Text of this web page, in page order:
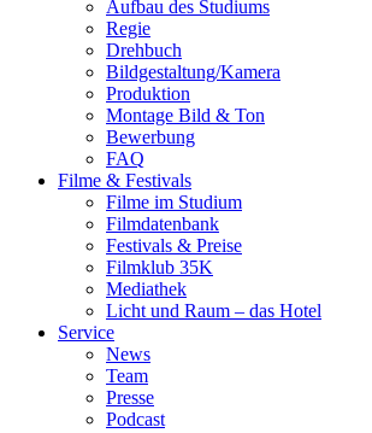
Auf­bau des Stu­di­ums
Regie
Dreh­buch
Bildgestaltung/​​Kamera
Pro­duk­ti­on
Mon­ta­ge Bild & Ton
Bewer­bung
FAQ
Fil­me & Fes­ti­vals
Fil­me im Stu­di­um
Film­da­ten­bank
Fes­ti­vals & Prei­se
Film­klub 35K
Media­thek
Licht und Raum – das Hotel
Ser­vice
News
Team
Pres­se
Pod­cast